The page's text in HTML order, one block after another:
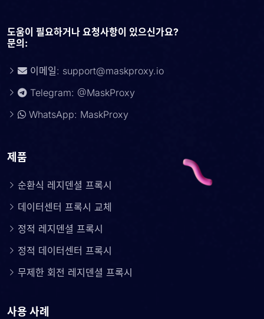
도움이 필요하거나 요청사항이 있으신가요?
문의:
이메일: support@maskproxy.io
Telegram: @MaskProxy
WhatsApp: MaskProxy
제품
순환식 레지덴셜 프록시
데이터센터 프록시 교체
정적 레지덴셜 프록시
정적 데이터센터 프록시
무제한 회전 레지덴셜 프록시
사용 사례